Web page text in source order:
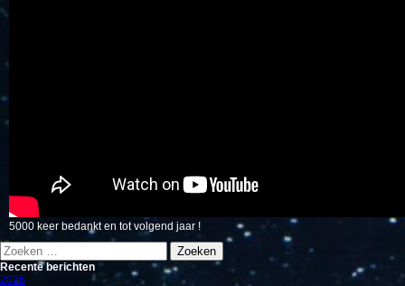
5000 keer bedankt en tot volgend jaar !
Zoeken
naar:
Recente berichten
2026